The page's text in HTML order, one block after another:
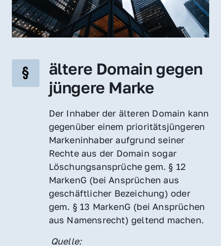
ältere Domain gegen
jüngere Marke
Der Inhaber der älteren Domain kann
gegenüber einem prioritätsjüngeren
Markeninhaber aufgrund seiner
Rechte aus der Domain sogar
Löschungsansprüche gem. § 12
MarkenG (bei Ansprüchen aus
geschäftlicher Bezeichung) oder
gem. § 13 MarkenG (bei Ansprüchen
aus Namensrecht) geltend machen.